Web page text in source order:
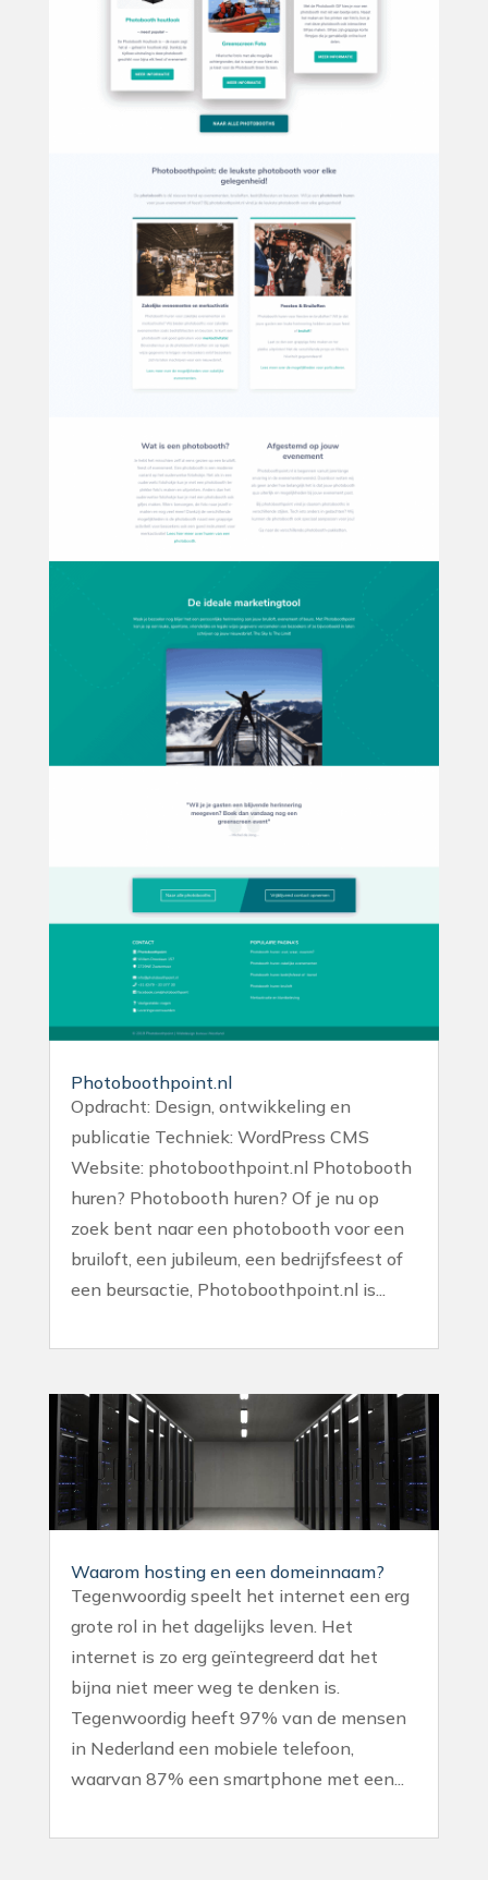
Photoboothpoint.nl
Opdracht: Design, ontwikkeling en
publicatie Techniek: WordPress CMS
Website: photoboothpoint.nl Photobooth
huren? Photobooth huren? Of je nu op
zoek bent naar een photobooth voor een
bruiloft, een jubileum, een bedrijfsfeest of
een beursactie, Photoboothpoint.nl is...
Waarom hosting en een domeinnaam?
Tegenwoordig speelt het internet een erg
grote rol in het dagelijks leven. Het
internet is zo erg geïntegreerd dat het
bijna niet meer weg te denken is.
Tegenwoordig heeft 97% van de mensen
in Nederland een mobiele telefoon,
waarvan 87% een smartphone met een...